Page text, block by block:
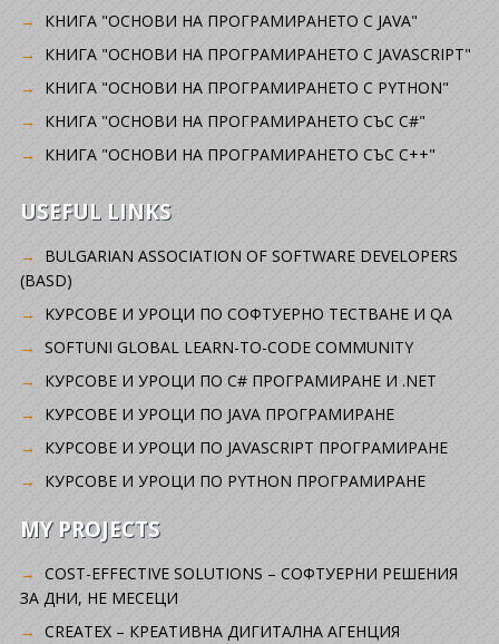
КНИГА "ОСНОВИ НА ПРОГРАМИРАНЕТО С JAVA"
КНИГА "ОСНОВИ НА ПРОГРАМИРАНЕТО С JAVASCRIPT"
КНИГА "ОСНОВИ НА ПРОГРАМИРАНЕТО С PYTHON"
КНИГА "ОСНОВИ НА ПРОГРАМИРАНЕТО СЪС C#"
КНИГА "ОСНОВИ НА ПРОГРАМИРАНЕТО СЪС C++"
USEFUL LINKS
BULGARIAN ASSOCIATION OF SOFTWARE DEVELOPERS
(BASD)
KУРСОВЕ И УРОЦИ ПО СОФТУЕРНО ТЕСТВАНЕ И QA
SOFTUNI GLOBAL LEARN-TO-CODE COMMUNITY
КУРСОВЕ И УРОЦИ ПО C# ПРОГРАМИРАНЕ И .NET
КУРСОВЕ И УРОЦИ ПО JAVA ПРОГРАМИРАНЕ
КУРСОВЕ И УРОЦИ ПО JAVASCRIPT ПРОГРАМИРАНЕ
КУРСОВЕ И УРОЦИ ПО PYTHON ПРОГРАМИРАНЕ
MY PROJECTS
COST-EFFECTIVE SOLUTIONS – СОФТУЕРНИ РЕШЕНИЯ
ЗА ДНИ, НЕ МЕСЕЦИ
CREATEX – КРЕАТИВНА ДИГИТАЛНА АГЕНЦИЯ